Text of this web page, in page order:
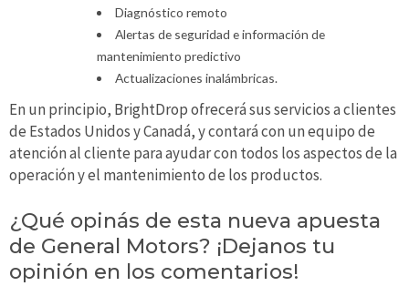
Diagnóstico remoto
Alertas de seguridad e información de
mantenimiento predictivo
Actualizaciones inalámbricas.
En un principio, BrightDrop ofrecerá sus servicios a clientes
de Estados Unidos y Canadá, y contará con un equipo de
atención al cliente para ayudar con todos los aspectos de la
operación y el mantenimiento de los productos.
¿Qué opinás de esta nueva apuesta
de General Motors? ¡Dejanos tu
opinión en los comentarios!